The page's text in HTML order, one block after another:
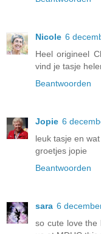
Nicole 6
Heel origineel
vind je tasje
Beantwoorden
Jopie 6
leuk tasje en
groetjes jopie
Beantwoorden
sara 6
so cute love the